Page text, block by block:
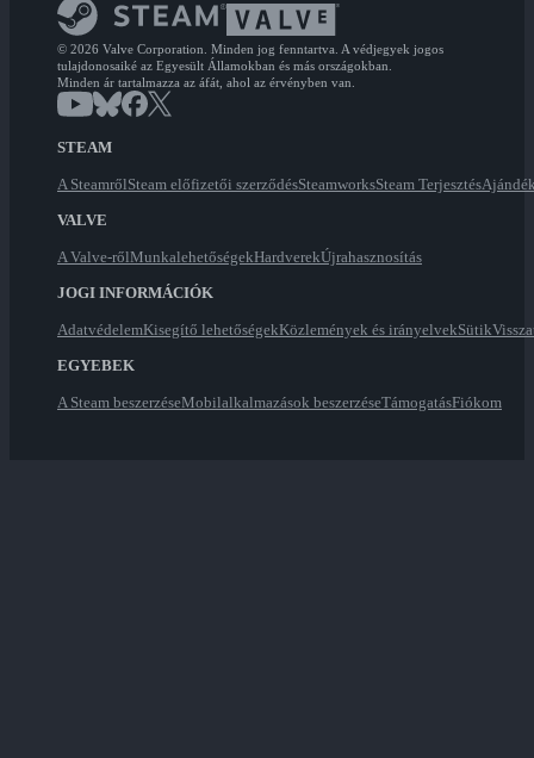
© 2026 Valve Corporation. Minden jog fenntartva. A védjegyek jogos
tulajdonosaiké az Egyesült Államokban és más országokban.
Minden ár tartalmazza az áfát, ahol az érvényben van.
STEAM
A SteamrőlSteam előfizetői szerződésSteamworksSteam Terjesztés
VALVE
A Valve-rőlMunkalehetőségekHardverekÚjrahasznosítás
JOGI INFORMÁCIÓK
AdatvédelemKisegítő lehetőségekKözlemények és irányelvekSütik
EGYEBEK
A Steam beszerzéseMobilalkalmazások beszerzéseTámogatásFiókom